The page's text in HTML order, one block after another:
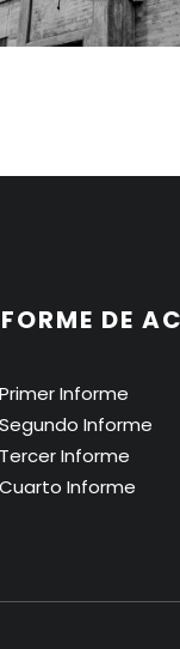
DE
Primer Informe
Segundo Informe
Tercer Informe
Cuarto Informe